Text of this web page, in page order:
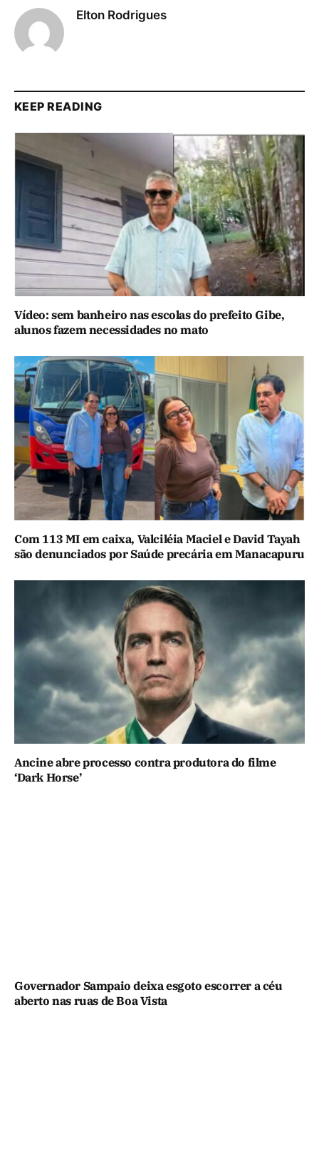
Elton Rodrigues
KEEP READING
Vídeo: sem banheiro nas escolas do prefeito Gibe,
alunos fazem necessidades no mato
Com 113 MI em caixa, Valciléia Maciel e David Tayah
são denunciados por Saúde precária em Manacapuru
Ancine abre processo contra produtora do filme
‘Dark Horse’
Governador Sampaio deixa esgoto escorrer a céu
aberto nas ruas de Boa Vista